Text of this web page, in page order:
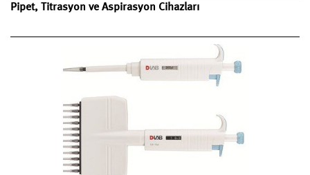
Pipet, Titrasyon ve Aspirasyon Cihazları